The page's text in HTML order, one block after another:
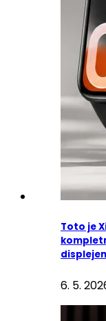
Toto je
6. 5.